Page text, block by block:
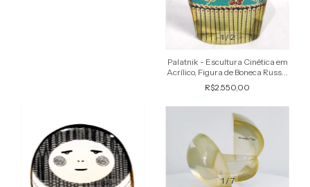
1/2
Palatnik - Escultura Cinética em
Acrílico, Figura de Boneca Russa,
Babushka
R$2.550,00
1/7